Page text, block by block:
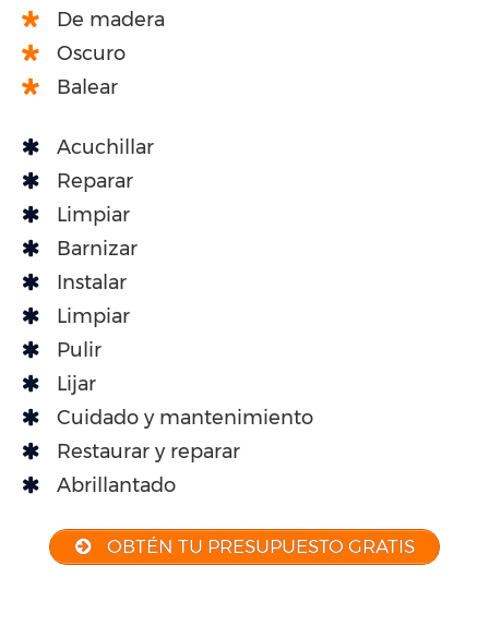
De madera
Oscuro
Balear
Acuchillar
Reparar
Limpiar
Barnizar
Instalar
Limpiar
Pulir
Lijar
Cuidado y mantenimiento
Restaurar y reparar
Abrillantado
OBTÉN TU PRESUPUESTO GRATIS